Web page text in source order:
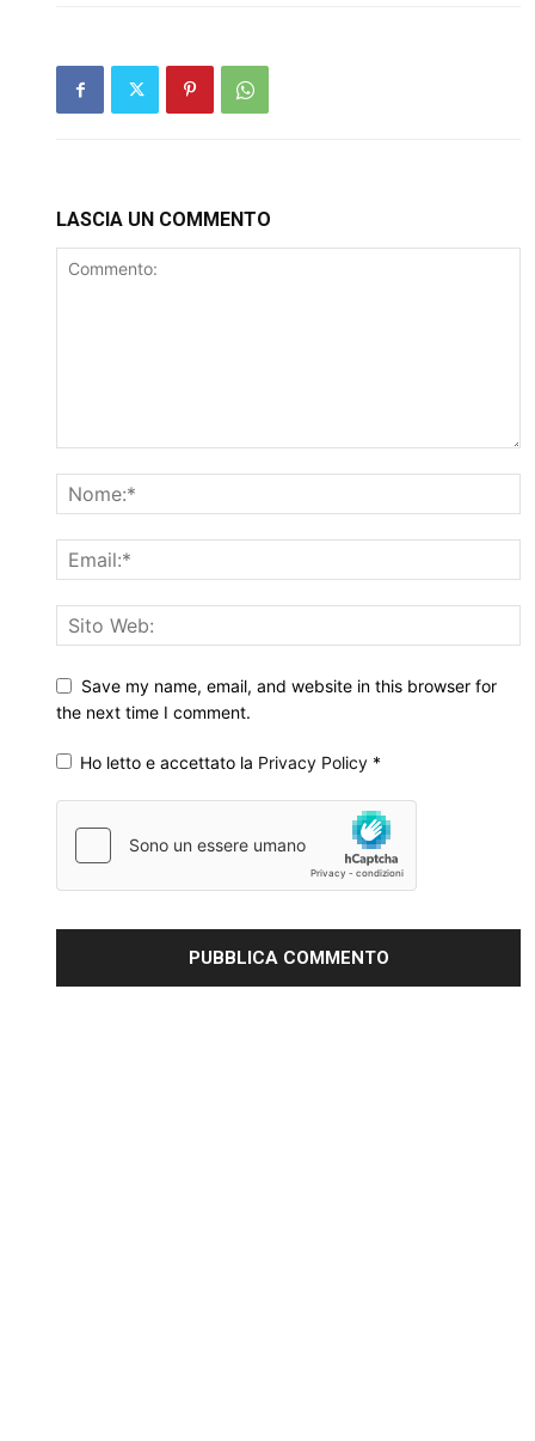
LASCIA UN COMMENTO
Save my name, email, and website in this browser for
the next time I comment.
Ho letto e accettato la Privacy Policy *